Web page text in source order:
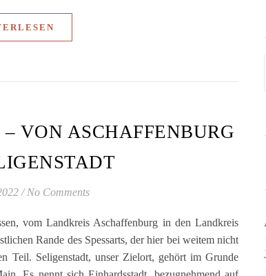
VON ASCHAFFENBURG
/ No Comments
vom Landkreis Aschaffenburg in den Landkreis
Rande des Spessarts, der hier bei weitem nicht
Teil. Seligenstadt, unser Zielort, gehört im Grunde